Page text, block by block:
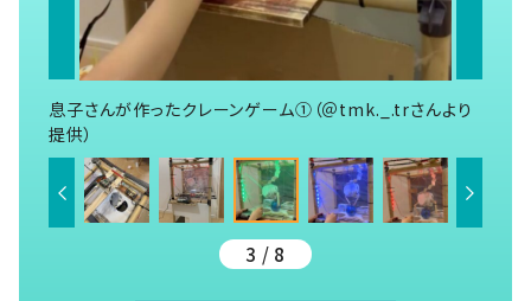
息子さんが作ったクレーンゲーム①（＠tmk._.trさんより
提供）
3 / 8